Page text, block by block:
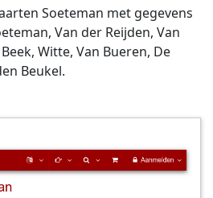
Soeteman met gegevens
Van der Reijden, Van
Witte, Van Bueren, De
Beukel.